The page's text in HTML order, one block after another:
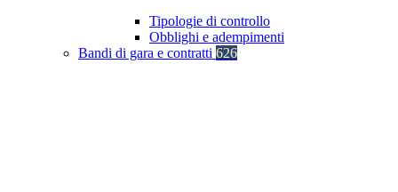
Tipologie di controllo
Obblighi e adempimenti
Bandi di gara e contratti 626